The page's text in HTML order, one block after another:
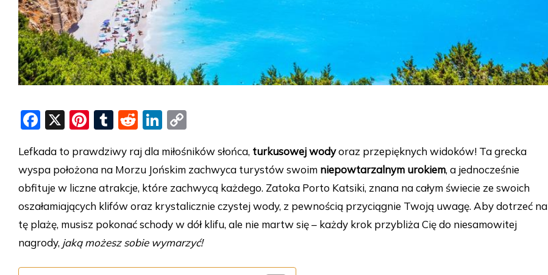
F
c
e
b
o
o
X
Pi
er
e
st
T
m
bl
r
R
d
di
t
Li
k
e
dI
n
p
y
Li
n
k
Lefkada to prawdziwy raj dla miłośników słońca, turkusowej wodyoraz przepięknych widoków! Ta grecka
wyspa położona na Morzu Jońskim zachwyca turystów swoim niepowtarzalnym urokiem, a jednocześnie
obfituje w liczne atrakcje, które zachwycą każdego. Zatoka Porto Katsiki, znana na całym świecie ze swoich
oszałamiających klifów oraz krystalicznie czystej wody, z pewnością przyciągnie Twoją uwagę. Aby dotrzeć na
tę plażę, musisz pokonać schody w dół klifu, ale nie martw się – każdy krok przybliża Cię do niesamowitej
nagrody, jaką możesz sobie wymarzyć!